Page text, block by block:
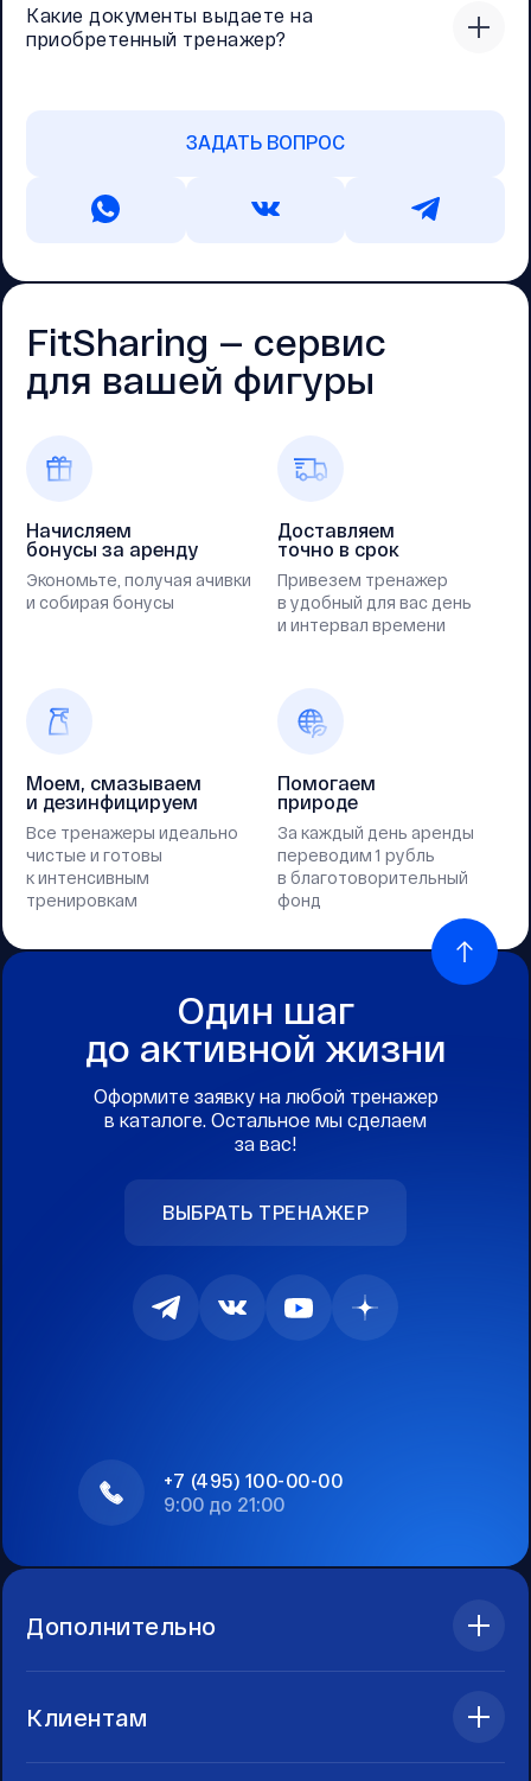
Какие документы выдаете на
приобретенный тренажер?
ЗАДАТЬ ВОПРОС
FitSharing — cервис
для вашей фигуры
Начисляем
бонусы за аренду
Экономьте, получая ачивки
и собирая бонусы
Доставляем
точно в срок
Привезем тренажер
в удобный для вас день
и интервал времени
Моем, смазываем
и дезинфицируем
Все тренажеры идеально
чистые и готовы
к интенсивным
тренировкам
Помогаем
природе
За каждый день аренды
переводим 1 рубль
в благотоворительный
фонд
Один шаг
до активной жизни
Оформите заявку на любой тренажер
в каталоге. Остальное мы сделаем
за вас!
ВЫБРАТЬ ТРЕНАЖЕР
+7 (495) 100-00-00
9:00 до 21:00
Дополнительно
Клиентам